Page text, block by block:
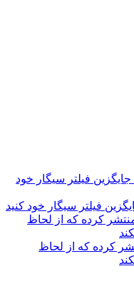
فیلتر سیگار خود کنید
کرده که از لحاظ